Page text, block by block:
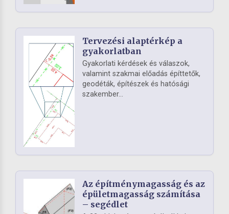
Tervezési alaptérkép a
gyakorlatban
Gyakorlati kérdések és válaszok,
valamint szakmai előadás építtetők,
geodéták, építészek és hatósági
szakember...
Az építménymagasság és az
épületmagasság számítása
– segédlet